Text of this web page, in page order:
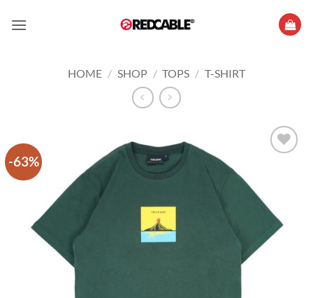
HOME / SHOP / TOPS / T-SHIRT
-63%